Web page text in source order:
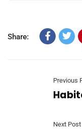
Share:
Previous
Next Post